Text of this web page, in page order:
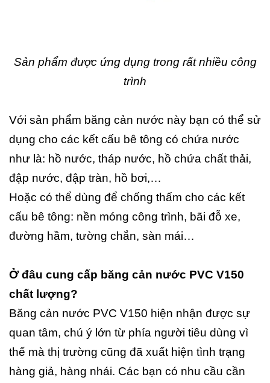
Sản phẩm được ứng dụng trong rất nhiều công
trình
Với sản phẩm băng cản nước này bạn có thể sử
dụng cho các kết cấu bê tông có chứa nước
như là: hồ nước, tháp nước, hồ chứa chất thải,
đập nước, đập tràn, hồ bơi,…
Hoặc có thể dùng để chống thấm cho các kết
cấu bê tông: nền móng công trình, bãi đỗ xe,
đường hầm, tường chắn, sàn mái…
Ở đâu cung cấp băng cản nước PVC V150
chất lượng?
Băng cản nước PVC V150 hiện nhận được sự
quan tâm, chú ý lớn từ phía người tiêu dùng vì
thế mà thị trường cũng đã xuất hiện tình trạng
hàng giả, hàng nhái. Các bạn có nhu cầu cần